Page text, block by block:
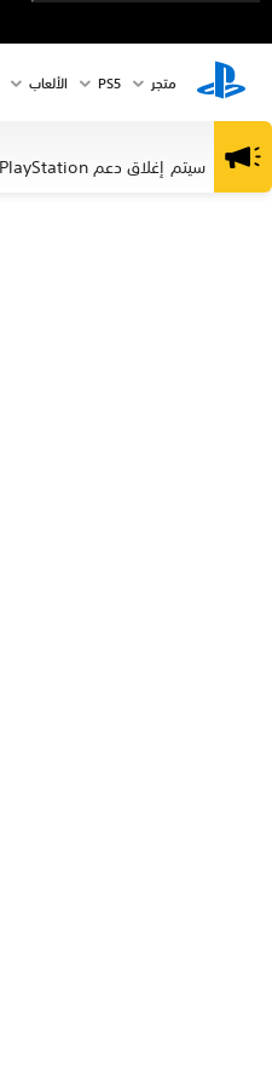
متجر PS5‏ الألعاب
سيتم إغلاق دعم PlayStation في العطلة التالية 27.05.